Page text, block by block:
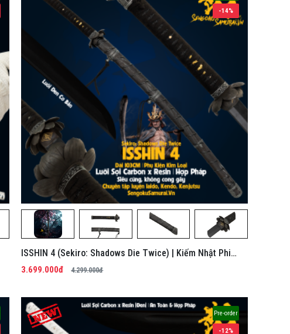
ISSHIN 4 (Sekiro: Shadows Die Twice) | Kiếm Nhật Phi
Kim Tổng Hợp
3.699.000đ 4.299.000đ
-14%
Pre-order
-12%